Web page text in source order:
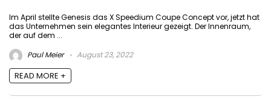
Im April stellte Genesis das X Speedium Coupe Concept vor, jetzt hat
das Unternehmen sein elegantes Interieur gezeigt. Der Innenraum,
der auf dem ...
Paul Meier
August 23, 2022
READ MORE +